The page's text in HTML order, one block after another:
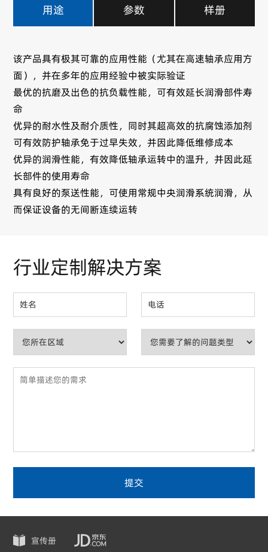
用途 参数 样册
该产品具有极其可靠的应用性能（尤其在高速轴承应用方
面），并在多年的应用经验中被实际验证
最优的抗磨及出色的抗负载性能，可有效延长润滑部件寿
命
优异的耐水性及耐介质性，同时其超高效的抗腐蚀添加剂
可有效防护轴承免于过早失效，并因此降低维修成本
优异的润滑性能，有效降低轴承运转中的温升，并因此延
长部件的使用寿命
具有良好的泵送性能，可使用常规中央润滑系统润滑，从
而保证设备的无间断连续运转
行业定制解决方案
提交
宣传册